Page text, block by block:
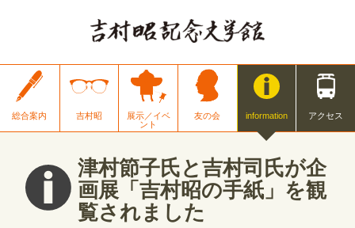
総合案内 吉村昭
展示／イベ
ント
友の会 information アクセス
津村節子氏と吉村司氏が企
画展「吉村昭の手紙」を観
覧されました